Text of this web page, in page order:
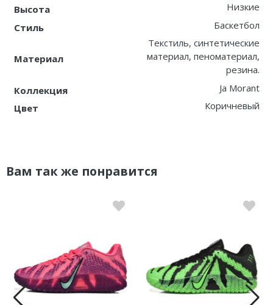
Высота
Низкие
Стиль
Баскетбол
Материал
Текстиль, синтетические
материал, пеноматериал,
резина.
Коллекция
Ja Morant
Цвет
Коричневый
Вам так же понравится